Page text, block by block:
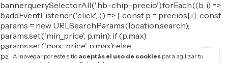
Al navegar por este sitio aceptás el uso de cookies para agilizar tu
banner.querySelectorAll('.hb-chip-precio').forEach((b, i) =>
b.addEventListener('click', () => { const p = precios[i]; const
params = new URLSearchParams(location.search);
params.set('min_price', p.min); if (p.max)
params.set('max_price', p.max); else
params.delete('max_price'); location.href =